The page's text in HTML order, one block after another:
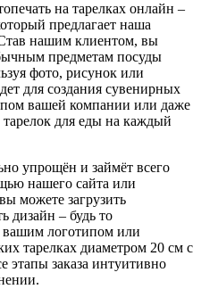
на тарелках онлайн –
предлагает наша
нашим клиентом, вы
предметам посуды
фото, рисунок или
для создания сувенирных
вашей компании или даже
для еды на каждый
упрощён и займёт всего
нашего сайта или
можете загрузить
дизайн – будь то
вашим логотипом или
тарелках диаметром 20 см с
заказа интуитивно